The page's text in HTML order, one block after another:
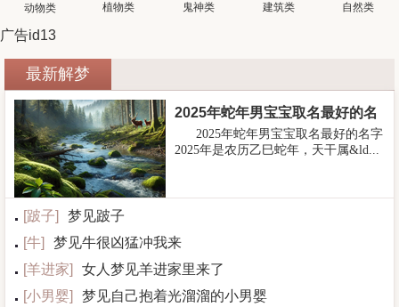
动物类 植物类 鬼神类 建筑类 自然类
广告id13
最新解梦
2025年蛇年男宝宝取名最好的名
2025年蛇年男宝宝取名最好的名字
2025年是农历乙巳蛇年，天干属&ld...
[跛子]
梦见跛子
[牛]
梦见牛很凶猛冲我来
[羊进家]
女人梦见羊进家里来了
[小男婴]
梦见自己抱着光溜溜的小男婴